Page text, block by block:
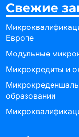
Свежие
Европе
Модульные
Микрокредиты и
образовании